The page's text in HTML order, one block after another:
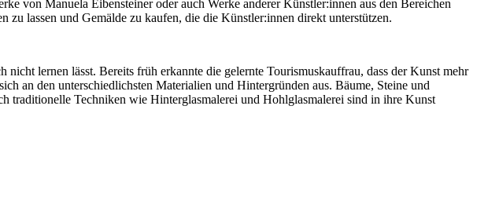
von Manuela Eibensteiner oder auch Werke anderer Künstler:innen aus den Bereichen
lassen und Gemälde zu kaufen, die die Künstler:innen direkt unterstützen.
lernen lässt. Bereits früh erkannte die gelernte Tourismuskauffrau, dass der Kunst mehr
an den unterschiedlichsten Materialien und Hintergründen aus. Bäume, Steine und
traditionelle Techniken wie Hinterglasmalerei und Hohlglasmalerei sind in ihre Kunst